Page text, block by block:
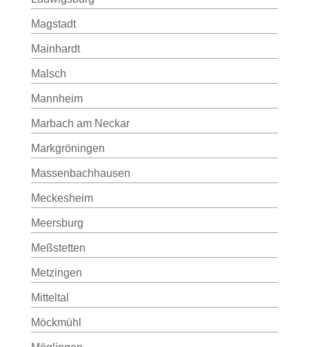
Magstadt
Mainhardt
Malsch
Mannheim
Marbach am Neckar
Markgröningen
Massenbachhausen
Meckesheim
Meersburg
Meßstetten
Metzingen
Mitteltal
Möckmühl